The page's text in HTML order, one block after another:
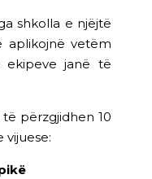
shkolla e njëjtë
aplikojnë vetëm
janë të
përzgjidhen 10
vijuese: